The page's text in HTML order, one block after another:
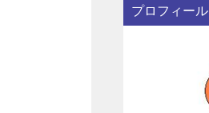
プロフィール